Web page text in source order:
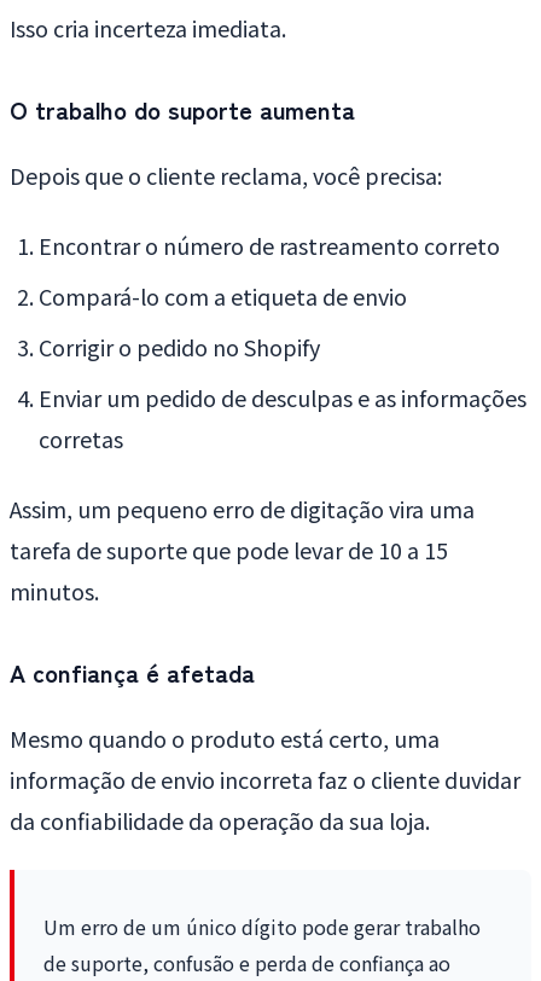
Isso cria incerteza imediata.
O trabalho do suporte aumenta
Depois que o cliente reclama, você precisa:
Encontrar o número de rastreamento correto
Compará-lo com a etiqueta de envio
Corrigir o pedido no Shopify
Enviar um pedido de desculpas e as informações
corretas
Assim, um pequeno erro de digitação vira uma
tarefa de suporte que pode levar de 10 a 15
minutos.
A confiança é afetada
Mesmo quando o produto está certo, uma
informação de envio incorreta faz o cliente duvidar
da confiabilidade da operação da sua loja.
Um erro de um único dígito pode gerar trabalho
de suporte, confusão e perda de confiança ao